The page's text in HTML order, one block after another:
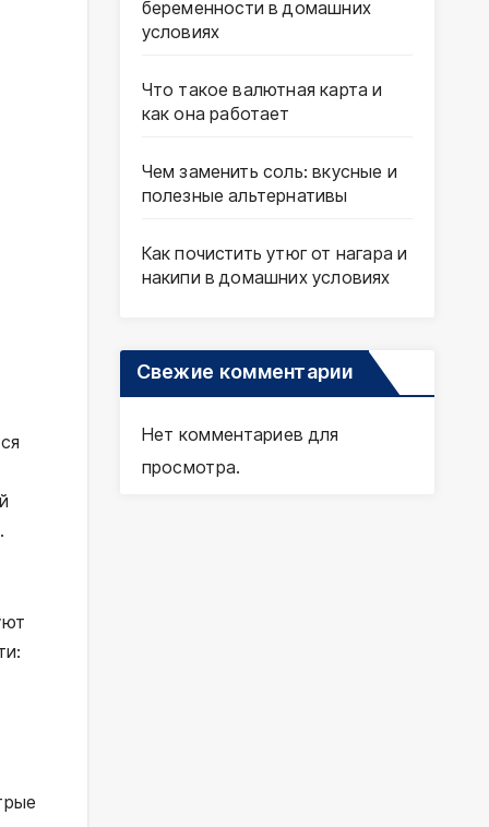
беременности в домашних
условиях
Что такое валютная карта и
как она работает
Чем заменить соль: вкусные и
полезные альтернативы
Как почистить утюг от нагара и
накипи в домашних условиях
Свежие комментарии
Нет комментариев для
просмотра.